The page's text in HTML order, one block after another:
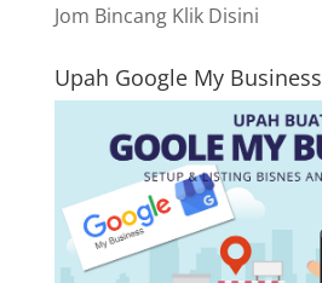
Jom Bincang Klik Disini
Upah Google My Business